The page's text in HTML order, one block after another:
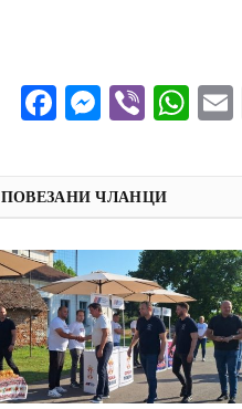
FacebookViber
ПОВЕЗАНИ ЧЛАНЦИ